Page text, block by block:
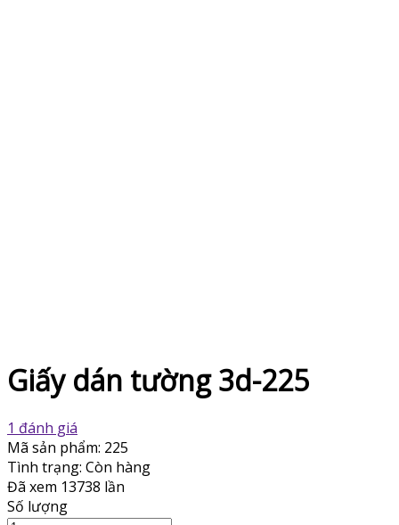
Giấy dán tường 3d-225
1 đánh giá
Mã sản phẩm: 225
Tình trạng: Còn hàng
Đã xem 13738 lần
Số lượng